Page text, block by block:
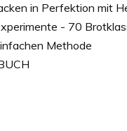
in Perfektion mit
- 70
Methode